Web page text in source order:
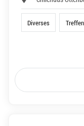
Diverses Treffen